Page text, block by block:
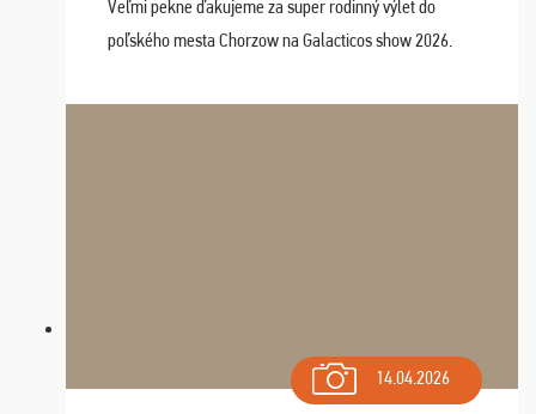
Veľmi pekne ďakujeme za super rodinný výlet do
poľského mesta Chorzow na Galacticos show 2026.
Navštívili sme aj zábavný park Legendia, previe ...
14.04.2026